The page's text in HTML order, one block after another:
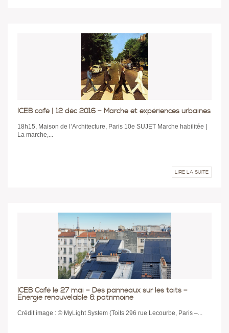
ICEB café | 12 déc 2016 – Marche et expériences urbaines
18h15, Maison de l’Architecture, Paris 10e SUJET Marche habilitée |
La marche,...
LIRE LA SUITE
ICEB Café le 27 mai – Des panneaux sur les toits –
Énergie renouvelable & patrimoine
Crédit image : © MyLight System (Toits 296 rue Lecourbe, Paris –...